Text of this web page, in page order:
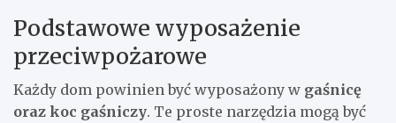
Podstawowe wyposażenie
przeciwpożarowe
Każdy dom powinien być wyposażony w gaśnicę
oraz koc gaśniczy. Te proste narzędzia mogą być